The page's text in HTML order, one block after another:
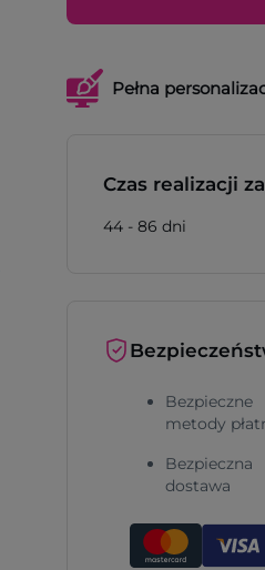
Pełna
Czas realizacji
44 - 86 dni
Bezpieczne
metody
Bezpieczna
dostawa